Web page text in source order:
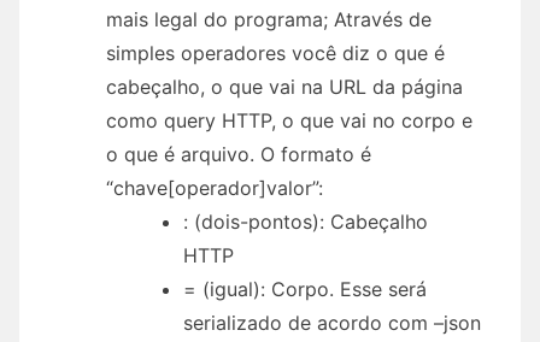
mais legal do programa; Através de
simples operadores você diz o que é
cabeçalho, o que vai na URL da página
como query HTTP, o que vai no corpo e
o que é arquivo. O formato é
“chave[operador]valor”:
: (dois-pontos): Cabeçalho
HTTP
= (igual): Corpo. Esse será
serializado de acordo com –json